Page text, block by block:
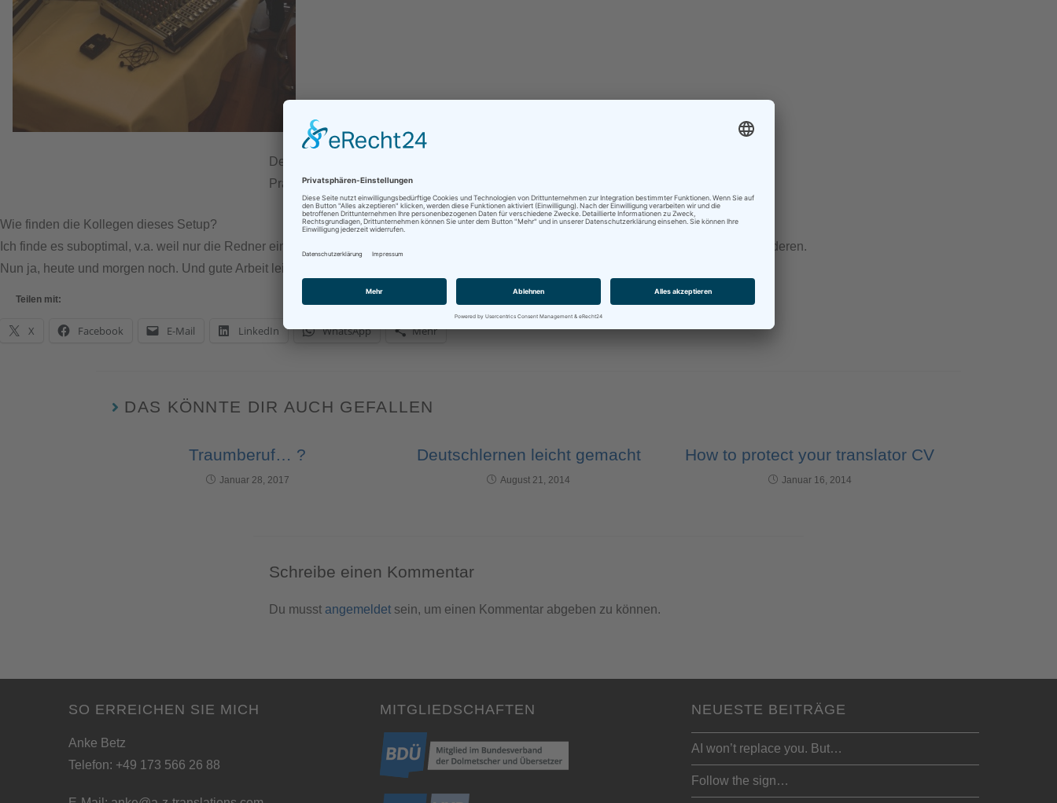
Der linke Monitor ist das Kamerabild aus dem Meeting, der rechte zeigt die jeweilige
Präsentation.
Wie finden die Kollegen dieses Setup?
Ich finde es suboptimal, v.a. weil nur die Redner ein Mikro haben, d.h. bei den Diskussionen hören wir nur, was sie sagen, aber nicht die Anderen.
Nun ja, heute und morgen noch. Und gute Arbeit leisten wir deswegen natürlich trotzdem!
Teilen mit:
X Facebook E-Mail LinkedIn WhatsApp Mehr
DAS KÖNNTE DIR AUCH GEFALLEN
Traumberuf… ?
Januar 28, 2017
Deutschlernen leicht gemacht
August 21, 2014
How to protect your translator CV
Januar 16, 2014
Schreibe einen Kommentar
Du musst angemeldet sein, um einen Kommentar abgeben zu können.
SO ERREICHEN SIE MICH
Anke Betz
Telefon: +49 173 566 26 88
MITGLIEDSCHAFTEN NEUESTE BEITRÄGE
AI won’t replace you. But…
Follow the sign…